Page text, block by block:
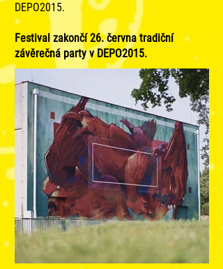
DEPO2015.
Festival zakončí 26. června tradiční
závěrečná party v DEPO2015.